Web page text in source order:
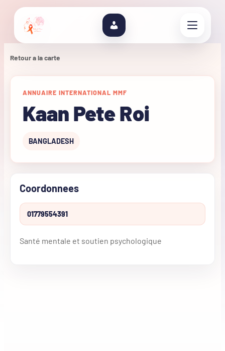
Retour a la carte
ANNUAIRE INTERNATIONAL MMF
Kaan Pete Roi
BANGLADESH
Coordonnees
01779554391
Santé mentale et soutien psychologique